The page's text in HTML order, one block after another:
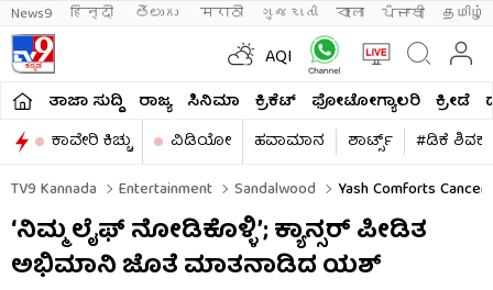
News9 हिन्दी తెలుగు मराठी ગુજરાતી বাংলা ਪੰਜਾਬੀ தமிழ்
AQI
ತಾಜಾ ಸುದ್ದಿ ರಾಜ್ಯ ಸಿನಿಮಾ ಕ್ರಿಕೆಟ್​ ಫೋಟೋಗ್ಯಾಲರಿ ಕ್ರೀಡೆ
ಕಾವೇರಿ ಕಿಚ್ಚು
ವಿಡಿಯೋ ಹವಾಮಾನ ಶಾರ್ಟ್ಸ್​
#ಡಿಕೆ
TV9 Kannada
Entertainment Sandalwood Yash Comforts
‘ನಿಮ್ಮ ಲೈಫ್ ನೋಡಿಕೊಳ್ಳಿ’; ಕ್ಯಾನ್ಸರ್ ಪೀಡಿತ
ಅಭಿಮಾನಿ ಜೊತೆ ಮಾತನಾಡಿದ ಯಶ್